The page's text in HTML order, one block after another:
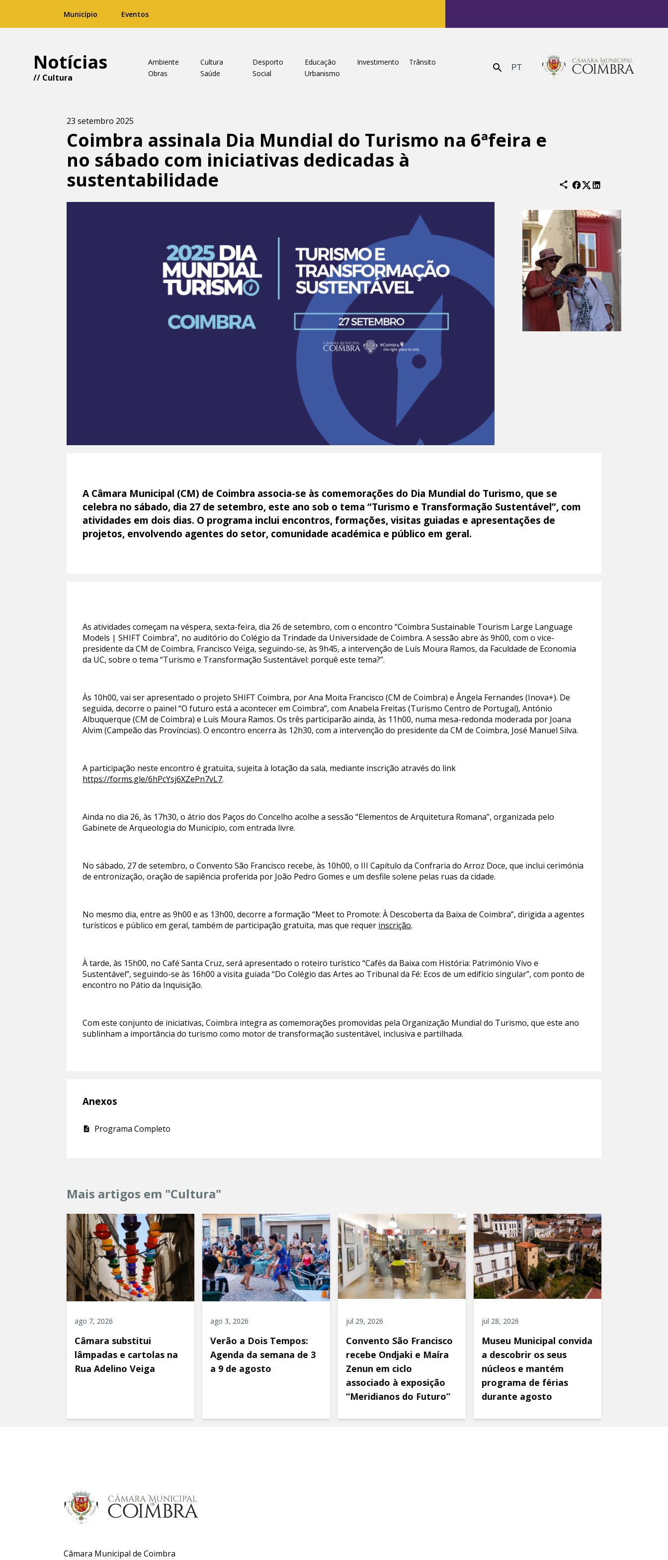
Município Eventos
Notícias
// Cultura
Ambiente Cultura Desporto Educação Investimento
Trânsito
Obras
Saúde Social Urbanismo Enviar PT
23 setembro 2025
Coimbra assinala Dia Mundial do Turismo na 6ªfeira e
no sábado com iniciativas dedicadas à
sustentabilidade
A Câmara Municipal (CM) de Coimbra associa-se às comemorações do Dia Mundial do Turismo, que se
celebra no sábado, dia 27 de setembro, este ano sob o tema “Turismo e Transformação Sustentável”, com
atividades em dois dias. O programa inclui encontros, formações, visitas guiadas e apresentações de
projetos, envolvendo agentes do setor, comunidade académica e público em geral.
As atividades começam na véspera, sexta-feira, dia 26 de setembro, com o encontro “Coimbra Sustainable Tourism Large Language
Models | SHIFT Coimbra”, no auditório do Colégio da Trindade da Universidade de Coimbra. A sessão abre às 9h00, com o vice-
presidente da CM de Coimbra, Francisco Veiga, seguindo-se, às 9h45, a intervenção de Luís Moura Ramos, da Faculdade de Economia
da UC, sobre o tema “Turismo e Transformação Sustentável: porquê este tema?”.
Às 10h00, vai ser apresentado o projeto SHIFT Coimbra, por Ana Moita Francisco (CM de Coimbra) e Ângela Fernandes (Inova+). De
seguida, decorre o painel “O futuro está a acontecer em Coimbra”, com Anabela Freitas (Turismo Centro de Portugal), António
Albuquerque (CM de Coimbra) e Luís Moura Ramos. Os três participarão ainda, às 11h00, numa mesa-redonda moderada por Joana
Alvim (Campeão das Províncias). O encontro encerra às 12h30, com a intervenção do presidente da CM de Coimbra, José Manuel Silva.
A participação neste encontro é gratuita, sujeita à lotação da sala, mediante inscrição através do link
https://forms.gle/6hPcYsj6XZePn7vL7.
Ainda no dia 26, às 17h30, o átrio dos Paços do Concelho acolhe a sessão “Elementos de Arquitetura Romana”, organizada pelo
Gabinete de Arqueologia do Município, com entrada livre.
No sábado, 27 de setembro, o Convento São Francisco recebe, às 10h00, o III Capítulo da Confraria do Arroz Doce, que inclui cerimónia
de entronização, oração de sapiência proferida por João Pedro Gomes e um desfile solene pelas ruas da cidade.
No mesmo dia, entre as 9h00 e as 13h00, decorre a formação “Meet to Promote: À Descoberta da Baixa de Coimbra”, dirigida a agentes
turísticos e público em geral, também de participação gratuita, mas que requer inscrição.
À tarde, às 15h00, no Café Santa Cruz, será apresentado o roteiro turístico “Cafés da Baixa com História: Património Vivo e
Sustentável”, seguindo-se às 16h00 a visita guiada “Do Colégio das Artes ao Tribunal da Fé: Ecos de um edifício singular”, com ponto de
encontro no Pátio da Inquisição.
Com este conjunto de iniciativas, Coimbra integra as comemorações promovidas pela Organização Mundial do Turismo, que este ano
sublinham a importância do turismo como motor de transformação sustentável, inclusiva e partilhada.
Anexos
Programa Completo
Mais artigos em "Cultura"
ago 7, 2026
Câmara substitui
lâmpadas e cartolas na
Rua Adelino Veiga
ago 3, 2026
Verão a Dois Tempos:
Agenda da semana de 3
a 9 de agosto
jul 29, 2026
Convento São Francisco
recebe Ondjaki e Maíra
Zenun em ciclo
associado à exposição
“Meridianos do Futuro”
jul 28, 2026
Museu Municipal convida
a descobrir os seus
núcleos e mantém
programa de férias
durante agosto
Câmara Municipal de Coimbra